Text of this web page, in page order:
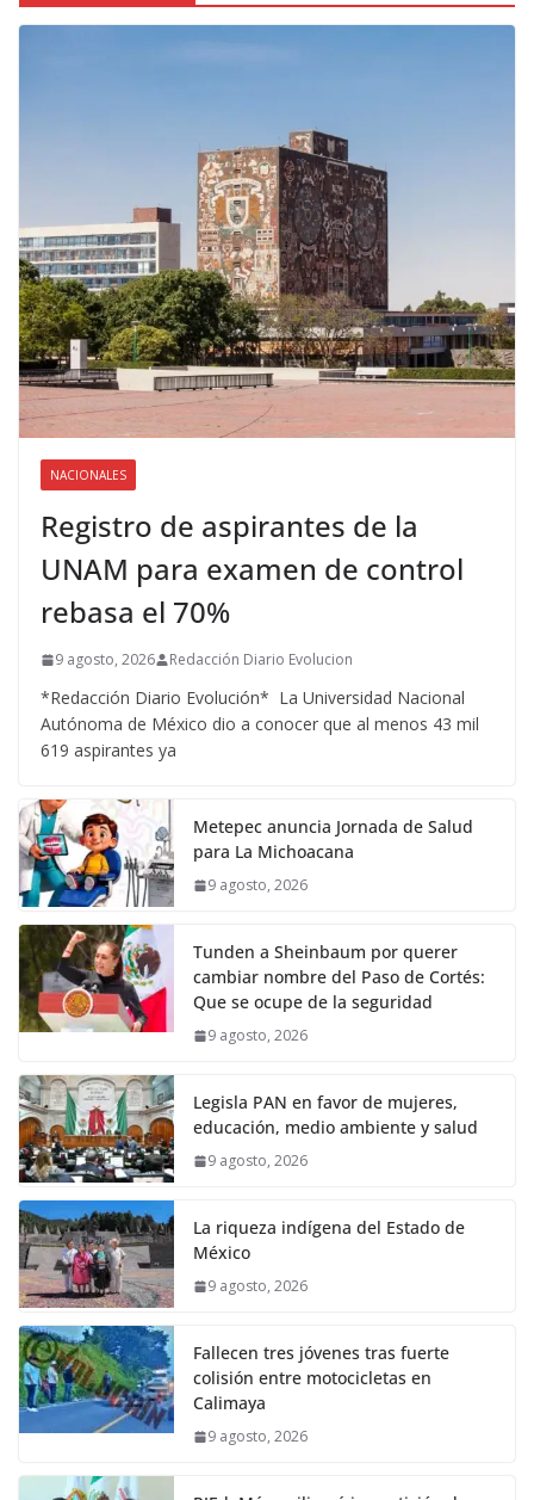
NACIONALES
Registro de aspirantes de la
UNAM para examen de control
rebasa el 70%
9 agosto, 2026 Redacción Diario Evolucion
*Redacción Diario Evolución* La Universidad Nacional
Autónoma de México dio a conocer que al menos 43 mil
619 aspirantes ya
Metepec anuncia Jornada de Salud
para La Michoacana
9 agosto, 2026
Tunden a Sheinbaum por querer
cambiar nombre del Paso de Cortés:
Que se ocupe de la seguridad
9 agosto, 2026
Legisla PAN en favor de mujeres,
educación, medio ambiente y salud
9 agosto, 2026
La riqueza indígena del Estado de
México
9 agosto, 2026
Fallecen tres jóvenes tras fuerte
colisión entre motocicletas en
Calimaya
9 agosto, 2026